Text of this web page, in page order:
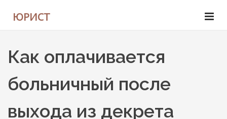
ЮРИСТ
Как оплачивается
больничный после
выхода из декрета